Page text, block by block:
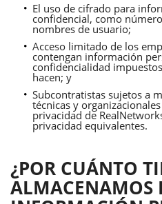
El uso de cifrado para
confidencial, como
nombres de usuario;
Acceso limitado de los
contengan información
confidencialidad
hacen; y
Subcontratistas sujetos a
técnicas y
privacidad de
privacidad equivalentes.
¿POR CUÁNTO
ALMACENAMOS